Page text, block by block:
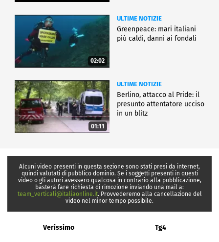
02:02
ULTIME NOTIZIE
Greenpeace: mari italiani
più caldi, danni ai fondali
01:11
ULTIME NOTIZIE
Berlino, attacco al Pride: il
presunto attentatore ucciso
in un blitz
Alcuni video presenti in questa sezione sono stati presi da internet,
quindi valutati di pubblico dominio. Se i soggetti presenti in questi
video o gli autori avessero qualcosa in contrario alla pubblicazione,
basterà fare richiesta di rimozione inviando una mail a:
team_verticali@italiaonline.it. Provvederemo alla cancellazione del
video nel minor tempo possibile.
Verissimo Tg4